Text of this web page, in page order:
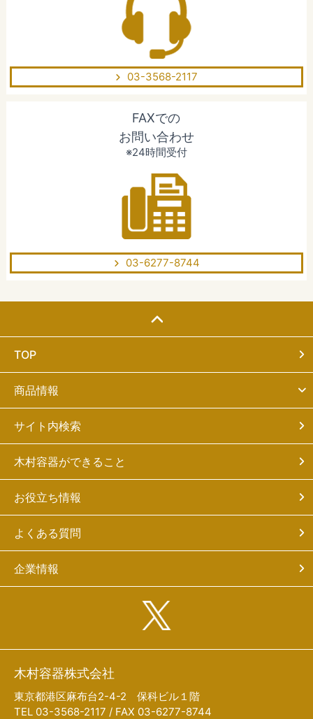
03-3568-2117
FAXでの
お問い合わせ
※24時間受付
03-6277-8744
TOP
商品情報
サイト内検索
木村容器ができること
お役立ち情報
よくある質問
企業情報
木村容器株式会社
東京都港区麻布台2-4-2 保科ビル１階
TEL 03-3568-2117 / FAX 03-6277-8744